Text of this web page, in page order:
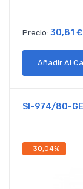
Precio: 30,81 €
Añadir Al
SI-974/80-GE
-30,04%